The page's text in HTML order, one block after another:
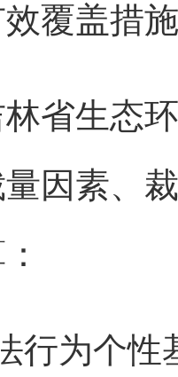
覆盖措
生态环
因素、
为个性